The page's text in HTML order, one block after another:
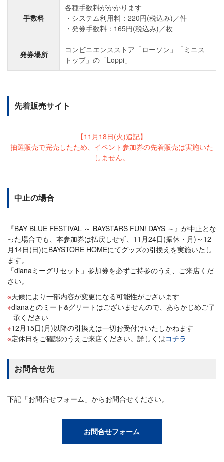
手数料
各種手数料がかかります
システム利用料：220円(税込み)／件
発券手数料：165円(税込み)／枚
発券場所
コンビニエンスストア「ローソン」「ミニス
トップ」の「Loppi」
先着販売サイト
【11月18日(火)追記】
抽選販売で完売したため、イベント参加券の先着販売は実施いた
しません。
中止の場合
『BAY BLUE FESTIVAL ～ BAYSTARS FUN! DAYS ～』が中止とな
った場合でも、本参加券は払戻しせず、11月24日(振休・月)～12
月14日(日)にBAYSTORE HOMEにてグッズの引換えを実施いたし
ます。
「dianaミーグリセット」参加券を必ずご持参のうえ、ご来店くだ
さい。
天候により一部内容が変更になる可能性がございます
dianaとのミート&グリートはございませんので、あらかじめご了
承ください
12月15日(月)以降の引換えは一切お受付けいたしかねます
定休日をご確認のうえご来店ください。詳しくはコチラ
お問合せ先
下記「お問合せフォーム」からお問合せください。
お問合せフォーム